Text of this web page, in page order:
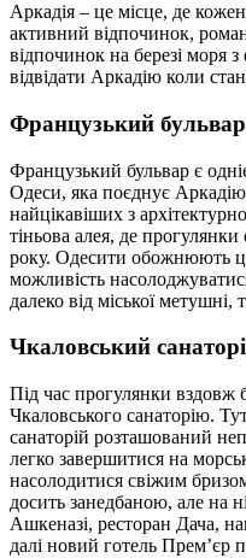
Аркадія – це місце, де
активний відпочинок,
відпочинок на березі моря
відвідати Аркадію коли
Французький бульвар
Французький бульвар є
Одеси, яка поєднує
найцікавіших з
тіньова алея, де
року. Одесити обожнюють
можливість
далеко від міської
Чкаловський
Під час прогулянки вздовж
Чкаловського санаторію.
санаторій розташований
легко завершитися на
насолодитися свіжим
досить занедбаною, але на
Ашкеназі, ресторан Дача,
далі новий готель Прем’єр